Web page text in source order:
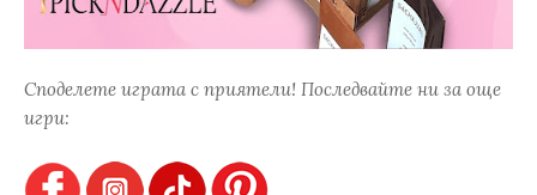
Споделете играта с приятели! Последвайте ни за още
игри: